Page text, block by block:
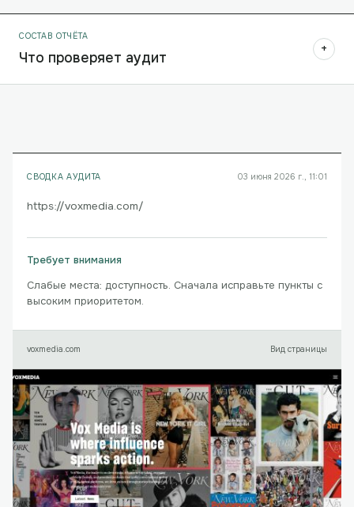
СОСТАВ ОТЧЁТА
Что проверяет аудит +
СВОДКА АУДИТА 03 июня 2026 г., 11:01
https://voxmedia.com/
Требует внимания
Слабые места: доступность. Сначала исправьте пункты с
высоким приоритетом.
voxmedia.com Вид страницы